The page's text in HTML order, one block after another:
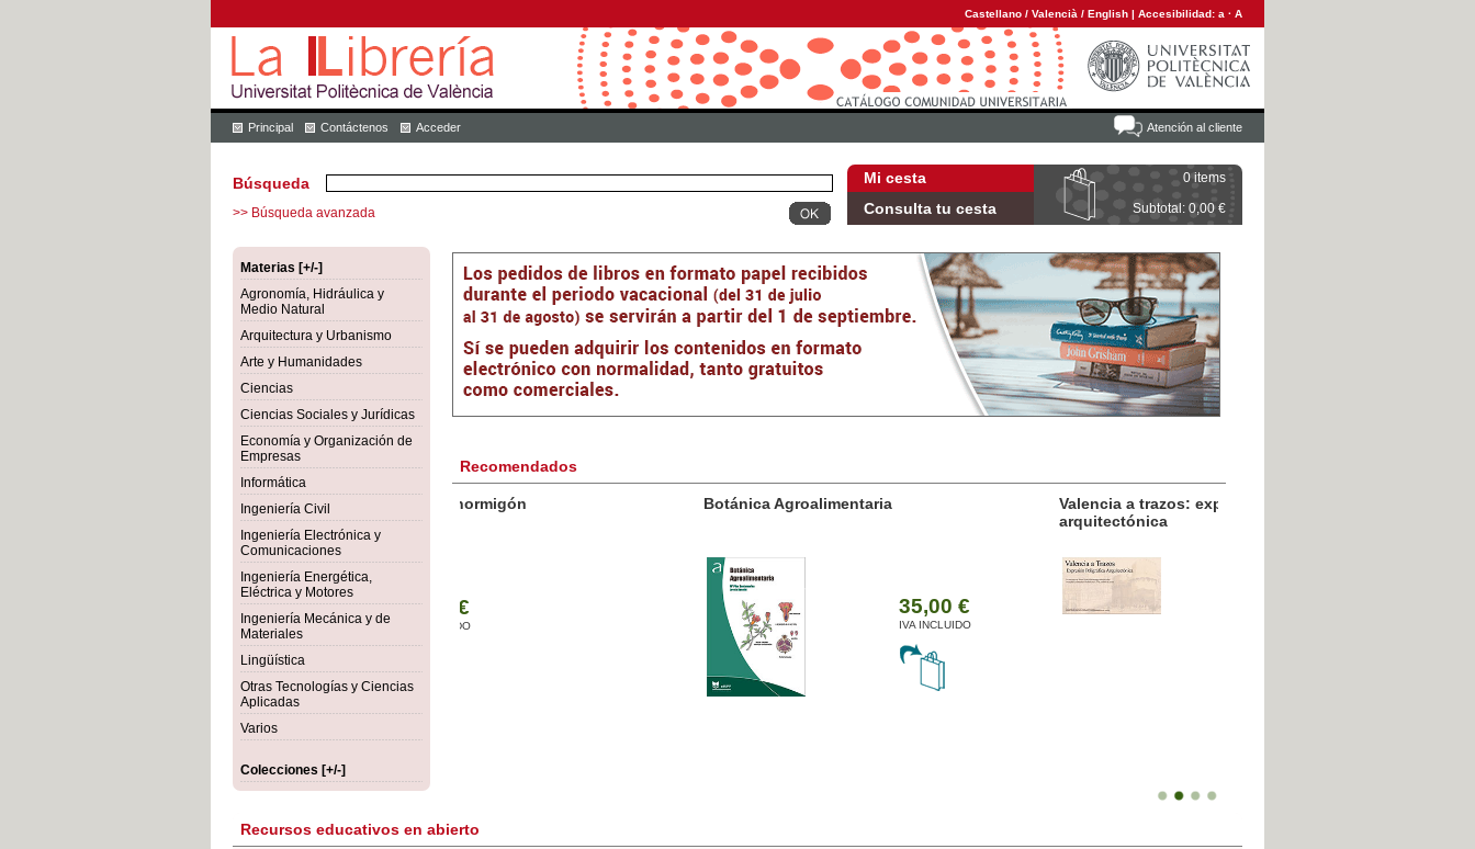
Castellano / Valencià / English | Accesibilidad: a · A
Atención al cliente
Principal Contáctenos Acceder
Mi cesta 0 items
Consulta tu cesta Subtotal: 0,00 €
Búsqueda
>> Búsqueda avanzada
Materias [+/-]
Agronomía, Hidráulica y
Medio Natural
Arquitectura y Urbanismo
Arte y Humanidades
Ciencias
Ciencias Sociales y Jurídicas
Economía y Organización de
Empresas
Informática
Ingeniería Civil
Ingeniería Electrónica y
Comunicaciones
Ingeniería Energética,
Eléctrica y Motores
Ingeniería Mecánica y de
Materiales
Lingüística
Otras Tecnologías y Ciencias
Aplicadas
Varios
Colecciones [+/-]
Recomendados
Botánica Agroalimentaria
35,00 €
IVA INCLUIDO
Valencia a trazos: expresión poligráfica
Recursos educativos en abierto